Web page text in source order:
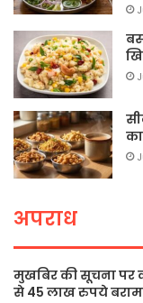
अपराध
मुखबिर की सूचना पर
से 45 लाख रुपये